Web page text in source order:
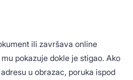
ili završava online
pokazuje dokle je stigao. Ako
u obrazac, poruka ispod